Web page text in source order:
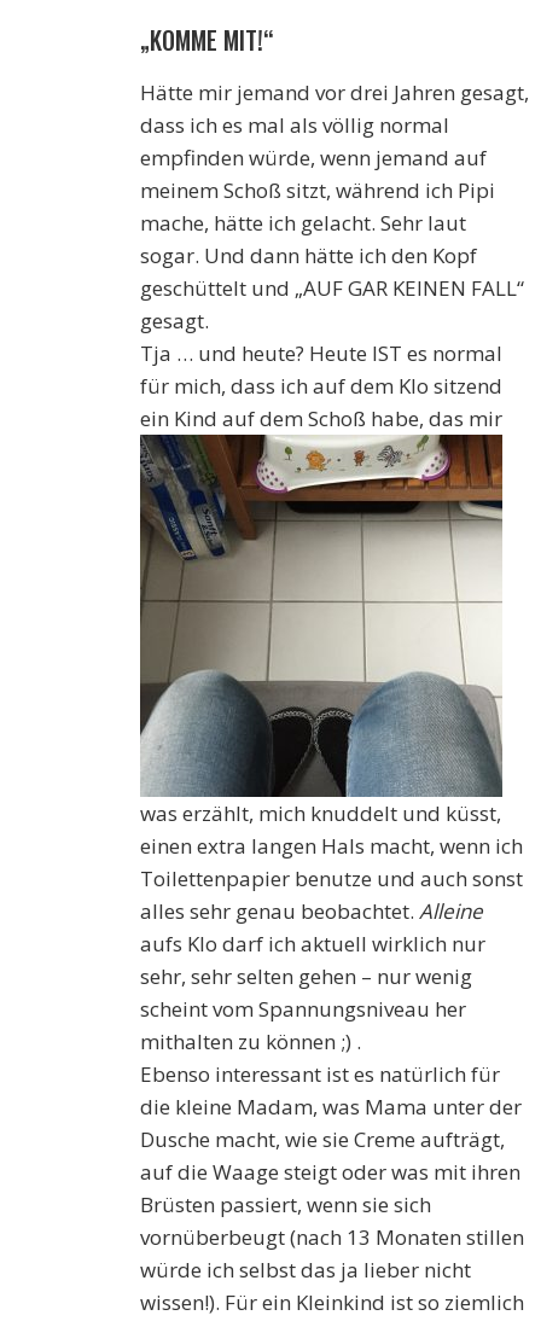
„KOMME MIT!“
Hätte mir jemand vor drei Jahren gesagt,
dass ich es mal als völlig normal
empfinden würde, wenn jemand auf
meinem Schoß sitzt, während ich Pipi
mache, hätte ich gelacht. Sehr laut
sogar. Und dann hätte ich den Kopf
geschüttelt und „AUF GAR KEINEN FALL“
gesagt.
Tja … und heute? Heute IST es normal
für mich, dass ich auf dem Klo sitzend
ein Kind auf dem Schoß habe, das mir
was erzählt, mich knuddelt und küsst,
einen extra langen Hals macht, wenn ich
Toilettenpapier benutze und auch sonst
alles sehr genau beobachtet.Alleine
aufs Klo darf ich aktuell wirklich nur
sehr, sehr selten gehen – nur wenig
scheint vom Spannungsniveau her
mithalten zu können ;) .
Ebenso interessant ist es natürlich für
die kleine Madam, was Mama unter der
Dusche macht, wie sie Creme aufträgt,
auf die Waage steigt oder was mit ihren
Brüsten passiert, wenn sie sich
vornüberbeugt (nach 13 Monaten stillen
würde ich selbst das ja lieber nicht
wissen!). Für ein Kleinkind ist so ziemlich